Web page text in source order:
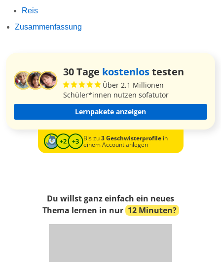
Reis
Zusammenfassung
30 Tage kostenlostesten
Über 2,1 Millionen
Schüler*innen nutzen sofatutor
Lernpakete anzeigen
Bis zu3 Geschwisterprofilein
einem Account anlegen
Du willst ganz einfach ein neues
Thema lernen in nur 12 Minuten?